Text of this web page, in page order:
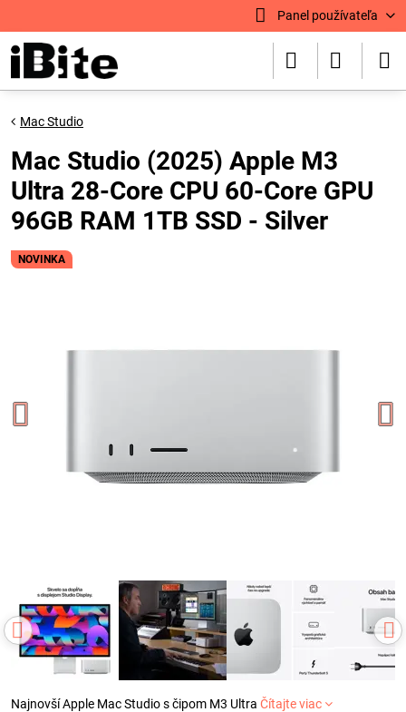
Panel používateľa
NOVINKA
Mac Studio
Mac Studio (2025) Apple M3
Ultra 28-Core CPU 60-Core GPU
96GB RAM 1TB SSD - Silver
Najnovší Apple Mac Studio s čipom M3 Ultra Čítajte viac